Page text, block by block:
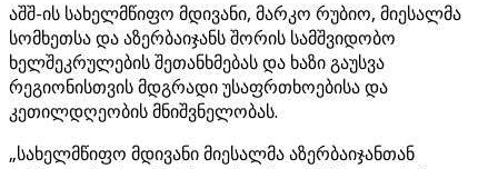
აშშ-ის სახელმწიფო მდივანი, მარკო რუბიო, მიესალმა
სომხეთსა და აზერბაიჯანს შორის სამშვიდობო
ხელშეკრულების შეთანხმებას და ხაზი გაუსვა
რეგიონისთვის მდგრადი უსაფრთხოებისა და
კეთილდღეობის მნიშვნელობას.
„სახელმწიფო მდივანი მიესალმა აზერბაიჯანთან